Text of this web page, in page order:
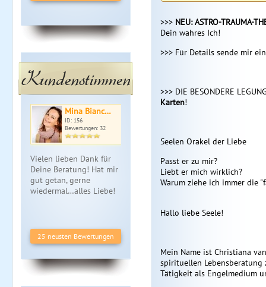
Kundenstimmen
Mina Bianc…
ID: 156
Bewertungen: 32
Vielen lieben Dank für
Deine Beratung! Hat mir
gut getan, gerne
wiedermal…alles Liebe!
25 neusten Bewertungen
>>> NEU: ASTRO-TRAUMA-
Dein wahres Ich!
>>> Für Details sende mir
>>> DIE BESONDERE
Karten!
Seelen Orakel der Liebe
Passt er zu mir?
Liebt er mich wirklich?
Warum ziehe ich immer die
Hallo liebe Seele!
Mein Name ist Christiana
spirituellen Lebensberatung
Tätigkeit als Engelmedium